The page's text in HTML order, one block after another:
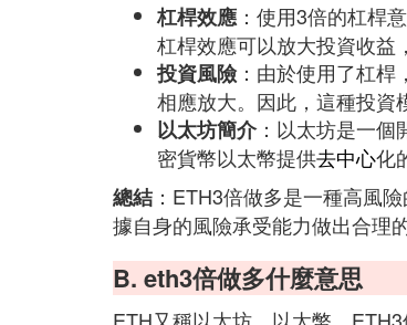
杠桿效應 ：使用3倍的杠桿
杠桿效應可以放大投資收益
投資風險：由於使用了杠桿
相應放大。因此，這種投資
以太坊簡介：以太坊是一個
密貨幣以太幣提供去中心化
總結 ：ETH3倍做多是一種高風
據自身的風險承受能力做出合理
B. eth3倍做多什麼意思